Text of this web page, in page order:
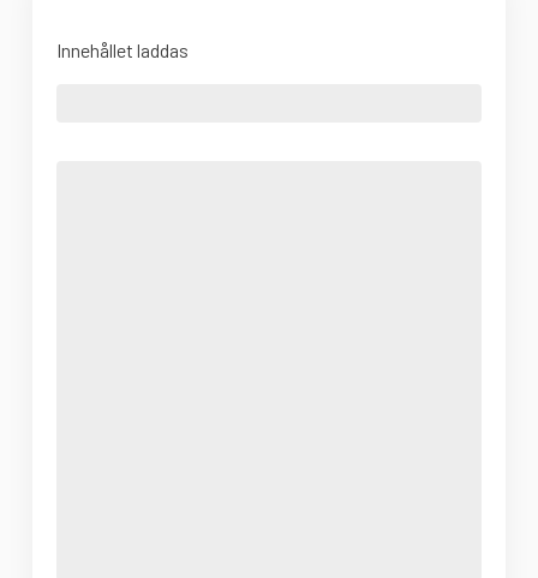
Innehållet laddas